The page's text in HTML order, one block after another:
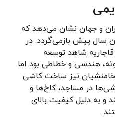
و جهان نشان می‌دهد که
سال پیش بازمی‌گردد. در
قاجاریه شاهد توسعه
هندسی و خطاطی بود اما
نیز ساخت کاشی
در مساجد، کاخ‌ها و
و به دلیل کیفیت بالای